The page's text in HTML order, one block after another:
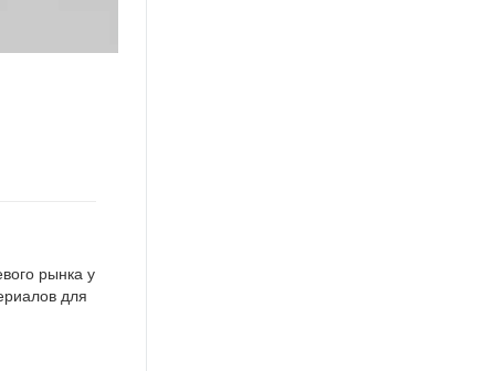
рынка у
для